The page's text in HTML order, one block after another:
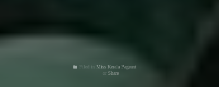
folder Filed in Miss Kerala Pageant
Share